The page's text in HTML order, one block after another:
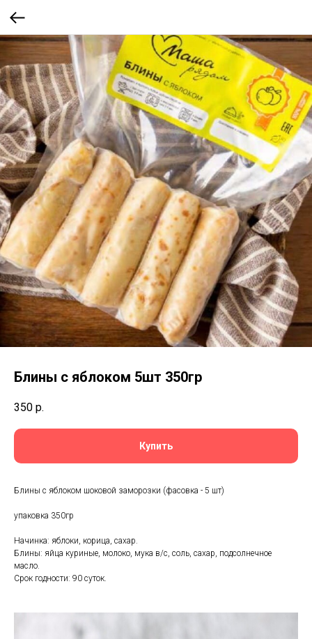
Блины с яблоком 5шт 350гр
350 р.
Купить
Блины с яблоком шоковой заморозки (фасовка - 5 шт)
упаковка 350гр
Начинка: яблоки, корица, сахар.
Блины: яйца куриные, молоко, мука в/с, соль, сахар, подсолнечное
масло.
Срок годности: 90 суток.